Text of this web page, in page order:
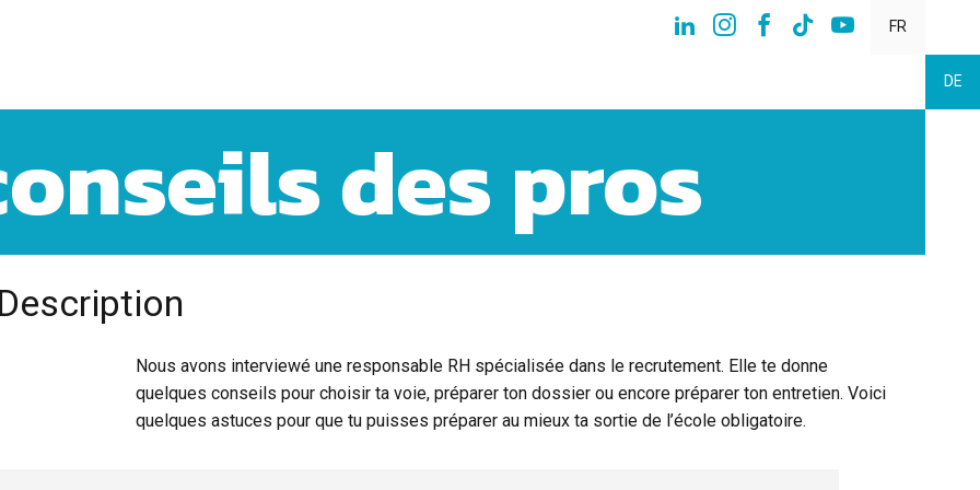
FR
DE
des pros
Nous avons interviewé une responsable RH spécialisée dans le recrutement. Elle te donne
quelques conseils pour choisir ta voie, préparer ton dossier ou encore préparer ton entretien. Voici
quelques astuces pour que tu puisses préparer au mieux ta sortie de l’école obligatoire.